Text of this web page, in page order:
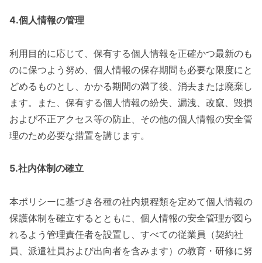
4.個人情報の管理
利用目的に応じて、保有する個人情報を正確かつ最新のも
のに保つよう努め、個人情報の保存期間も必要な限度にと
どめるものとし、かかる期間の満了後、消去または廃棄し
ます。また、保有する個人情報の紛失、漏洩、改竄、毀損
および不正アクセス等の防止、その他の個人情報の安全管
理のため必要な措置を講じます。
5.社内体制の確立
本ポリシーに基づき各種の社内規程類を定めて個人情報の
保護体制を確立するとともに、個人情報の安全管理が図ら
れるよう管理責任者を設置し、すべての従業員（契約社
員、派遣社員および出向者を含みます）の教育・研修に努